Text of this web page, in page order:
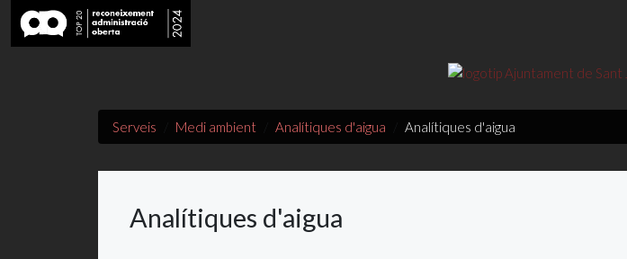
Serveis Medi ambient Analítiques d'aigua Analítiques d'aigua
Analítiques d'aigua